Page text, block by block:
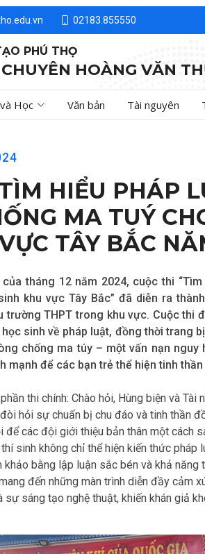
02183.855550
PHÚ THỌ
HOÀNG VĂN
Học Văn bản Tài nguyên
HIỂU PHÁP
MA TUÝ
TÂY BẮC
tháng 12 năm 2024, cuộc thi
khu vực Tây Bắc” đã diễn ra
trường THPT trong khu vực. Cuộc thi
sinh về pháp luật, đồng thời trang
chống ma túy – một vấn nạn nguy
mạnh để các bạn trẻ thể hiện tinh
thi chính: Chào hỏi, Hùng biện và Tài
hỏi sự chuẩn bị chu đáo và tinh thần
để các đội giới thiệu bản thân một cách
sinh không chỉ thể hiện kiến thức pháp
khảo bằng lập luận sắc bén và khả năng
đến những màn trình diễn đầy cảm
sự sáng tạo nghệ thuật, khiến khán giả